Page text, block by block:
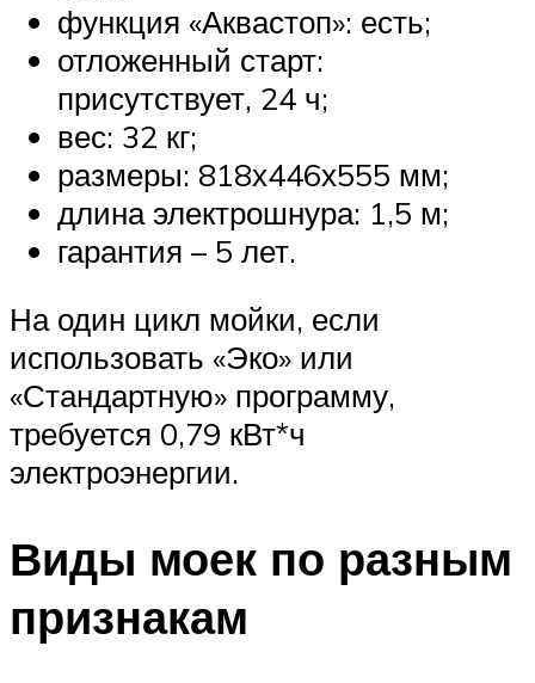
функция «Аквастоп»: есть;
отложенный старт:
присутствует, 24 ч;
вес: 32 кг;
размеры: 818х446х555 мм;
длина электрошнура: 1,5 м;
гарантия – 5 лет.
На один цикл мойки, если
использовать «Эко» или
«Стандартную» программу,
требуется 0,79 кВт*ч
электроэнергии.
Виды моек по разным
признакам